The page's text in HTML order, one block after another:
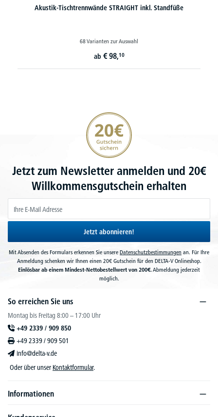
Akustik-Tischtrennwände STRAIGHT inkl. Standfüße
68 Varianten zur Auswahl
ab € 98,10
20€ Gutschein sichern
Jetzt zum Newsletter anmelden und 20€
Willkommensgutschein erhalten
Jetzt abonnieren!
Mit Absenden des Formulars erkennen Sie unsere Datenschutzbestimmungen an. Für Ihre
Anmeldung schenken wir Ihnen einen 20€ Gutschein für den DELTA-V Onlineshop.
Einlösbar ab einem Mindest-Nettobestellwert von 200€.Abmeldung jederzeit
möglich.
So erreichen Sie uns
Montag bis Freitag 8:00 – 17:00 Uhr
+49 2339 / 909 850
+49 2339 / 909 501
info@delta-v.de
Oder über unser Kontaktformular.
Informationen